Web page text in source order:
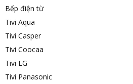
Bếp điện từ
Tivi Aqua
Tivi Casper
Tivi Coocaa
Tivi LG
Tivi Panasonic